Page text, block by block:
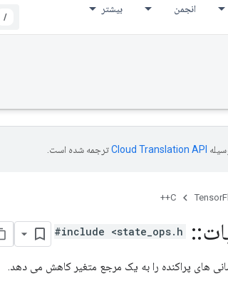
انجمن بیشتر
/
ترجمه شده است.
C++
::
#include <state_ops.h>
های پراکنده را به یک مرجع متغیر کاهش می دهد.